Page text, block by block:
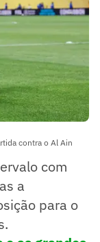
contra o Al Ain
com
a
para o